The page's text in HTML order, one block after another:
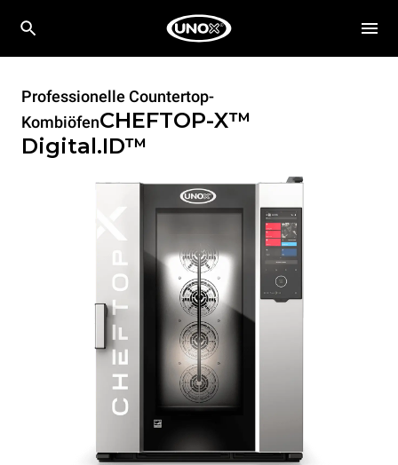
Professionelle Countertop-
KombiöfenCHEFTOP-X™
Digital.ID™